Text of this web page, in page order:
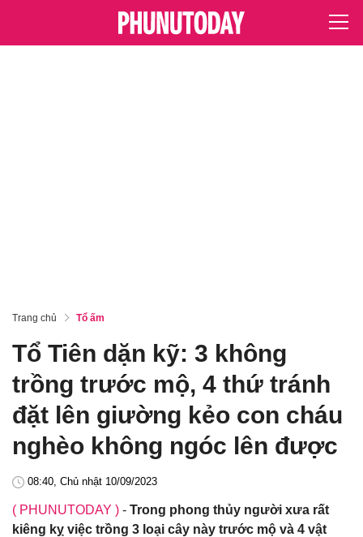
Trang chủ Tổ ấm
Tổ Tiên dặn kỹ: 3 không
trồng trước mộ, 4 thứ tránh
đặt lên giường kẻo con cháu
nghèo không ngóc lên được
08:40, Chủ nhật 10/09/2023
( PHUNUTODAY ) - Trong phong thủy người xưa rất
kiêng kỵ việc trồng 3 loại cây này trước mộ và 4 vật